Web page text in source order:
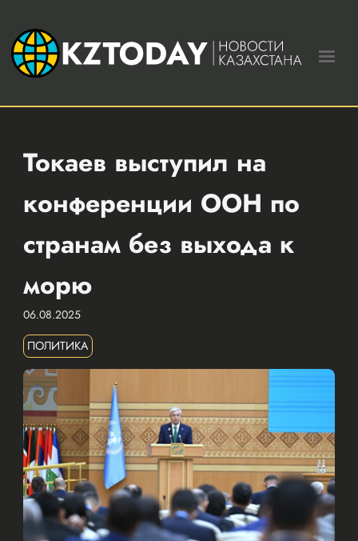
Токаев выступил на
конференции ООН по
странам без выхода к
морю
06.08.2025
ПОЛИТИКА